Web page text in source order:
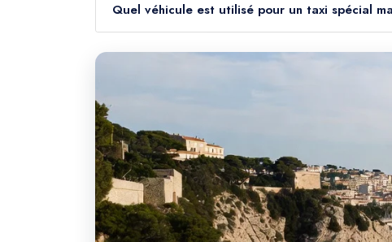
Quel véhicule est utilisé pour un taxi spécial